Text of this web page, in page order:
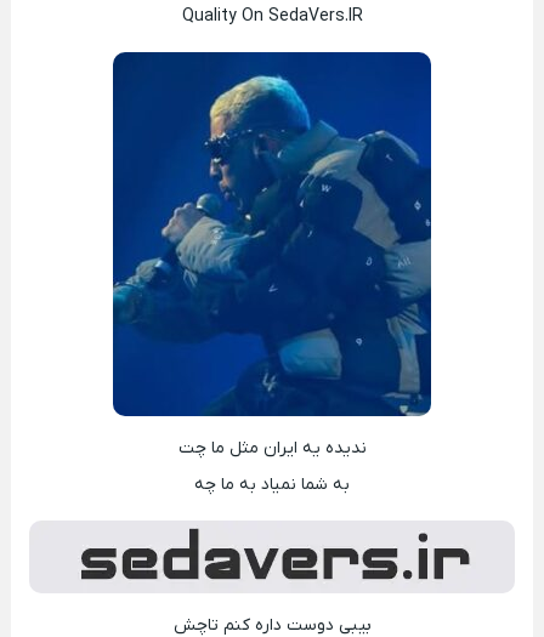
Quality On SedaVers.IR
ندیده یه ایران مثل ما چت
به شما نمیاد به ما چه
بیبی دوست داره کنم تاچش